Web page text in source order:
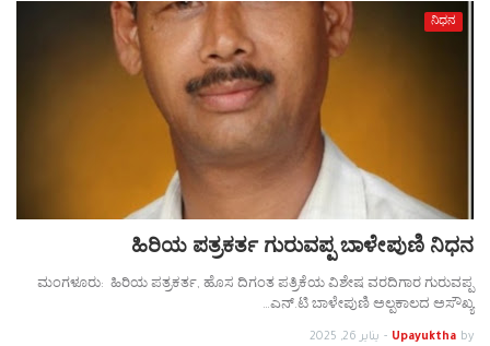
ನಿಧನ
ಹಿರಿಯ ಪತ್ರಕರ್ತ ಗುರುವಪ್ಪ ಬಾಳೇಪುಣಿ ನಿಧನ
ಮಂಗಳೂರು: ಹಿರಿಯ ಪತ್ರಕರ್ತ, ಹೊಸ ದಿಗಂತ ಪತ್ರಿಕೆಯ ವಿಶೇಷ ವರದಿಗಾರ ಗುರುವಪ್ಪ
ಎನ್.ಟಿ ಬಾಳೇಪುಣಿ ಅಲ್ಪಕಾಲದ ಅಸೌಖ್ಯ…
by
Upayuktha
- يناير 26, 2025